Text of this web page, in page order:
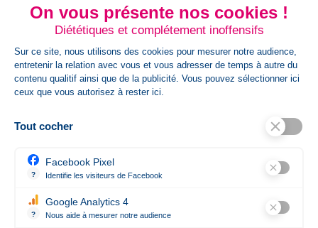
Gr/m² 180 g/m²
Couleurs
Bleu,Noir,Vert,Blanc,Gris,Rouge,Beige
Ean13
ÉtatNouveau produit
On vous présente nos cookies !
Diététiques et complétement inoffensifs
Sur ce site, nous utilisons des cookies pour mesurer notre audience,
entretenir la relation avec vous et vous adresser de temps à autre du
contenu qualitif ainsi que de la publicité. Vous pouvez sélectionner ici
ceux que vous autorisez à rester ici.
Tout cocher
?
Facebook Pixel
Identifie les visiteurs de Facebook
?
Google Analytics 4
Nous aide à mesurer notre audience